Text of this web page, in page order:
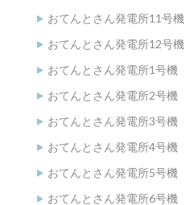
おてんとさん発電所11号機
おてんとさん発電所12号機
おてんとさん発電所1号機
おてんとさん発電所2号機
おてんとさん発電所3号機
おてんとさん発電所4号機
おてんとさん発電所5号機
おてんとさん発電所6号機